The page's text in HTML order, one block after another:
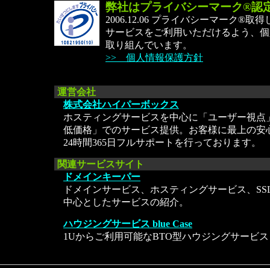
弊社はプライバシーマーク®認
2006.12.06 プライバシーマーク®取得
サービスをご利用いただけるよう、
取り組んでいます。
>> 個人情報保護方針
運営会社
株式会社ハイパーボックス
ホスティングサービスを中心に「ユーザー視点
低価格」でのサービス提供。お客様に最上の安
24時間365日フルサポートを行っております。
関連サービスサイト
ドメインキーパー
ドメインサービス、ホスティングサービス、
中心としたサービスの紹介。
ハウジングサービス blue Case
1Uからご利用可能なBTO型ハウジングサービス